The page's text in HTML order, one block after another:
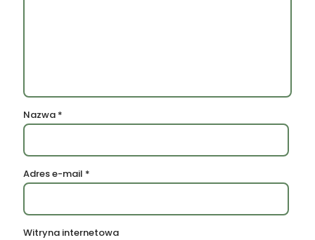
Nazwa *
Adres e-mail *
Witryna internetowa